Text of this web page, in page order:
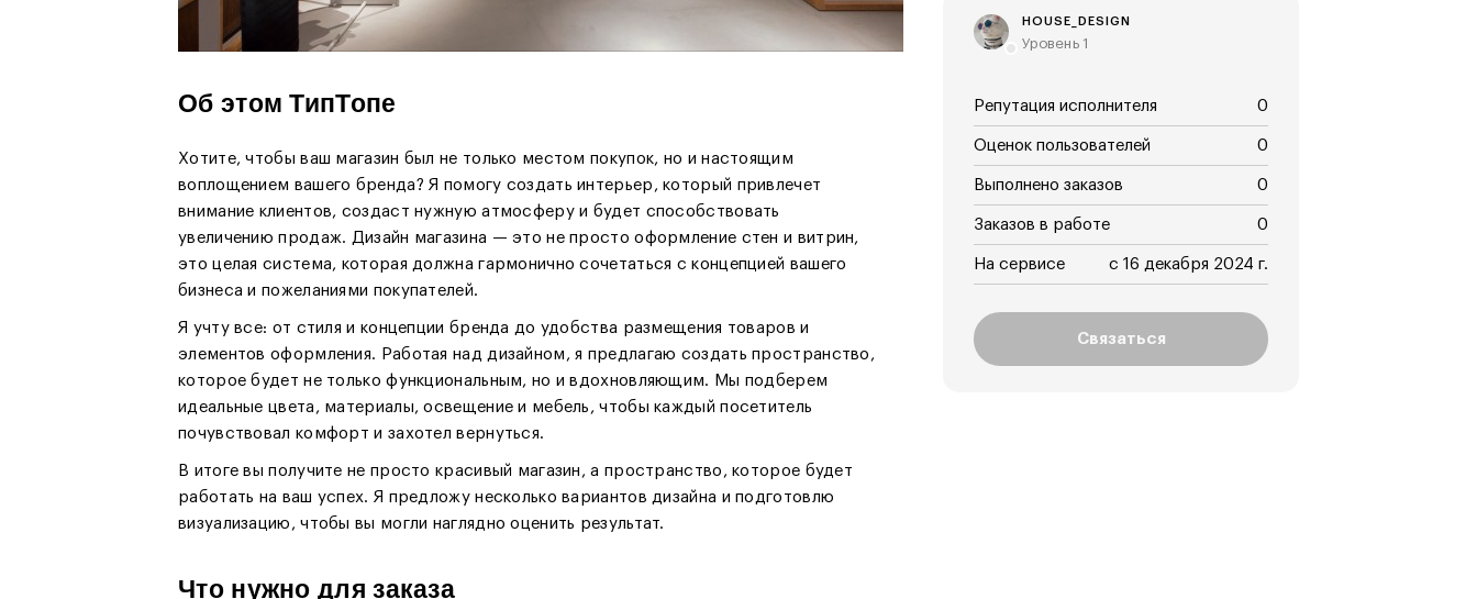
Об этом ТипТопе
Хотите, чтобы ваш магазин был не только местом покупок, но и настоящим
воплощением вашего бренда? Я помогу создать интерьер, который привлечет
внимание клиентов, создаст нужную атмосферу и будет способствовать
увеличению продаж. Дизайн магазина — это не просто оформление стен и витрин,
это целая система, которая должна гармонично сочетаться с концепцией вашего
бизнеса и пожеланиями покупателей.
Я учту все: от стиля и концепции бренда до удобства размещения товаров и
элементов оформления. Работая над дизайном, я предлагаю создать пространство,
которое будет не только функциональным, но и вдохновляющим. Мы подберем
идеальные цвета, материалы, освещение и мебель, чтобы каждый посетитель
почувствовал комфорт и захотел вернуться.
В итоге вы получите не просто красивый магазин, а пространство, которое будет
работать на ваш успех. Я предложу несколько вариантов дизайна и подготовлю
визуализацию, чтобы вы могли наглядно оценить результат.
Что нужно для заказа
HOUSE_DESIGN
Уровень 1
Репутация исполнителя 0
Оценок пользователей 0
Выполнено заказов 0
Заказов в работе 0
На сервисе с 16 декабря 2024 г.
Связаться